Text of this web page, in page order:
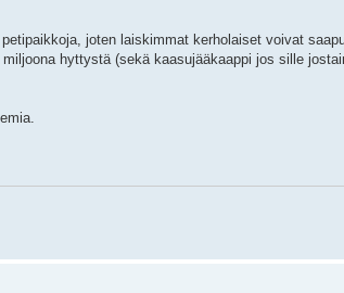
joten laiskimmat kerholaiset voivat
hyttystä (sekä kaasujääkaappi jos sille